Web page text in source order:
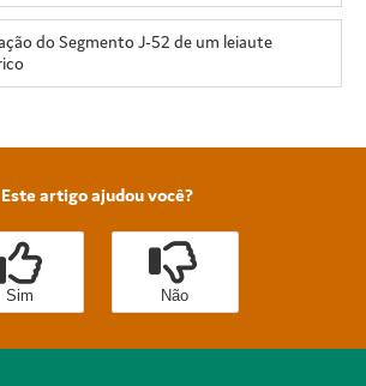
do Segmento J-52 de um leiaute
Este artigo ajudou você?
Sim Não